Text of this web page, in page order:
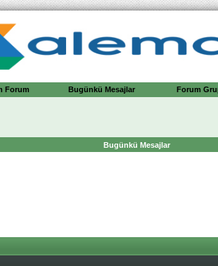
Forum Bugünkü Mesajlar Forum
Bugünkü Mesajlar